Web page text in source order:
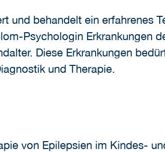
und behandelt ein erfahrenes
Psychologin Erkrankungen
Diese Erkrankungen
und Therapie.
von Epilepsien im Kindes-